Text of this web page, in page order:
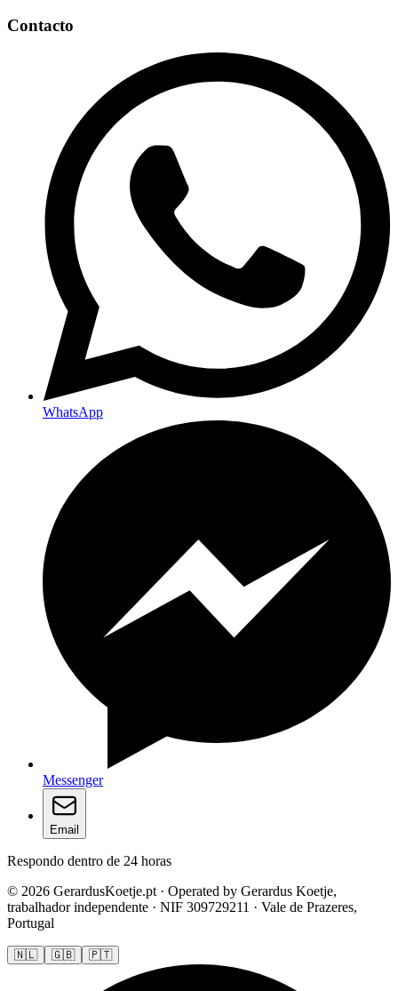
Contacto
WhatsApp
Messenger
Email
Respondo dentro de 24 horas
© 2026 GerardusKoetje.pt · Operated by Gerardus Koetje,
trabalhador independente · NIF 309729211 · Vale de Prazeres,
Portugal
🇳🇱 🇬🇧 🇵🇹